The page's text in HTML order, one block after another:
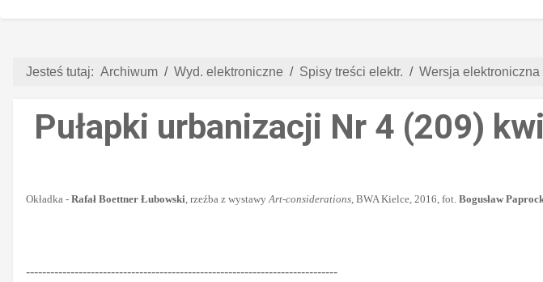
Jesteś tutaj: Archiwum Wyd. elektroniczne Spisy treści elektr. Wersja elektroniczna
Pułapki urbanizacji Nr 4 (209)
Okładka - Rafał Boettner Łubowski , rzeźba z wystawy Art-considerations, BWA Kielce, 2016, fot. Bogusław
-----------------------------------------------------------------------------